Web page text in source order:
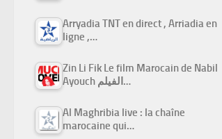
Arryadia TNT en direct , Arriadia en
ligne ,…
Zin Li Fik Le film Marocain de Nabil
Ayouch الفيلم…
Al Maghribia live : la chaîne
marocaine qui…